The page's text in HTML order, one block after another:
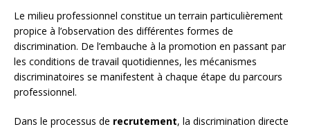
Le milieu professionnel constitue un terrain particulièrement
propice à l’observation des différentes formes de
discrimination. De l’embauche à la promotion en passant par
les conditions de travail quotidiennes, les mécanismes
discriminatoires se manifestent à chaque étape du parcours
professionnel.
Dans le processus de recrutement, la discrimination directe